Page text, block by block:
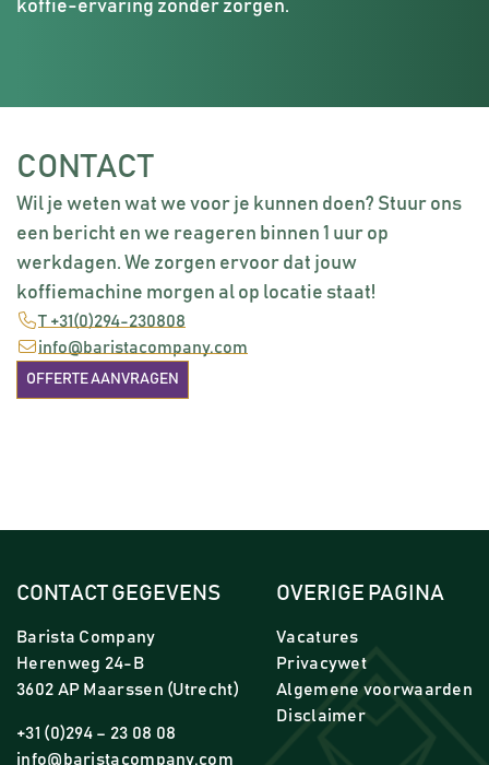
koffie-ervaring zonder zorgen.
CONTACT
Wil je weten wat we voor je kunnen doen? Stuur ons
een bericht en we reageren binnen 1 uur op
werkdagen. We zorgen ervoor dat jouw
koffiemachine morgen al op locatie staat!
T +31(0)294-230808
info@baristacompany.com
OFFERTE AANVRAGEN
CONTACT GEGEVENS
Barista Company
Herenweg 24-B
3602 AP Maarssen (Utrecht)
+31 (0)294 – 23 08 08
info@baristacompany.com
OVERIGE PAGINA
Vacatures
Privacywet
Algemene voorwaarden
Disclaimer